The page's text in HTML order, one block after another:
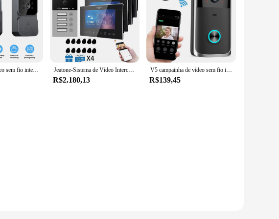
Campainha de vídeo sem fio inteligente, 4.3 Polegada IPS tela, visão noturna infravermelha, interfone bidirecional, campainha, câmera para segurança doméstica Jeatone-Sistema de Vídeo Intercom, Desbloqueio de Impressão Digital, Campainha WiFi, 7 ", Kit Monitor 1080P para Casa, Porteiro RFID, Tuya Smart, 4in 1
R$2.180,13
V5 campainha de vídeo sem fio inteligente, campainha de segurança wifi, visual 720p hd, monitor doméstico remoto, visão noturna, telefone de porta interfone
R$139,45